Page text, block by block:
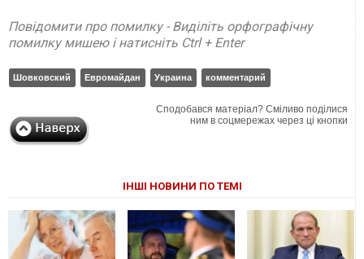
Повідомити про помилку - Виділіть орфографічну
помилку мишею і натисніть Ctrl + Enter
Шовковский Евромайдан Украина комментарий
Сподобався матеріал? Сміливо поділися
ним в соцмережах через ці кнопки
ІНШІ НОВИНИ ПО ТЕМІ